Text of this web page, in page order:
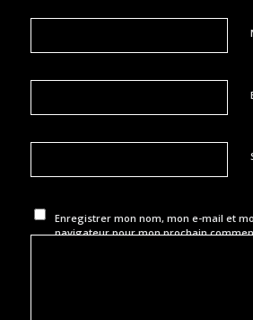
Enregistrer mon nom, mon e-mail et
navigateur pour mon prochain